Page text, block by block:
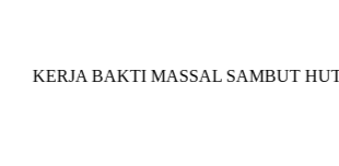
BAKTI MASSAL SAMBUT HUT KE-